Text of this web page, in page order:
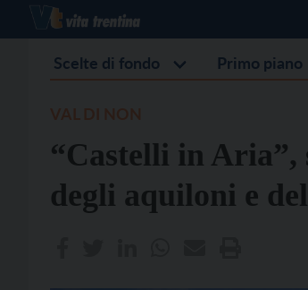
Scelte di fondo Primo piano
“Castelli in Aria”,
degli aquiloni e